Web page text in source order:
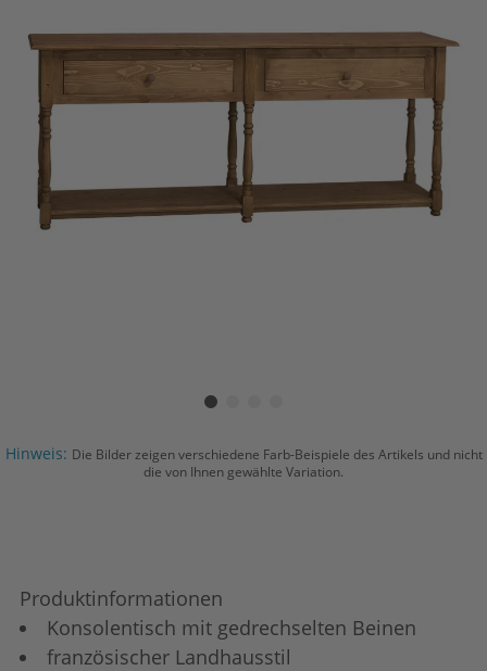
Hinweis: Die Bilder zeigen verschiedene Farb-Beispiele des Artikels und nicht
die von Ihnen gewählte Variation.
Produktinformationen
Konsolentisch mit gedrechselten Beinen
französischer Landhausstil